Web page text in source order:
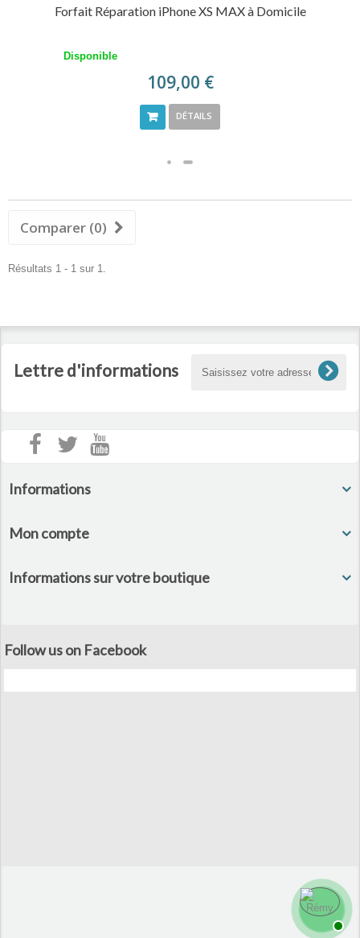
Forfait Réparation iPhone XS MAX à Domicile
Disponible
109,00 €
DÉTAILS
Comparer (0)
Résultats 1 - 1 sur 1.
Lettre d'informations
Informations
Mon compte
Informations sur votre boutique
Follow us on Facebook